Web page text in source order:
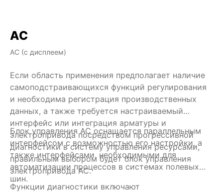
AC
AC (с дисплеем)
Если область применения предполагает наличие
самоподстраивающихся функций регулирования
и необходима регистрация производственных
данных, а также требуется настраиваемый
интерфейс или интеграция арматуры и
электропривода посредством прогрессивной
диагностики в систему управления ресурсами,
правильным выбором будет блок управления
электропривода AC.
Блок управления AC оснащается параллельным
интерфейсом с возможностью его настройки, а
также интерфейсами, необходимыми для
автоматизации процессов в системах полевых
шин.
Функции диагностики включают